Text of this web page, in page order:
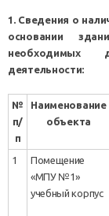
1. Сведения о
основании
необходимых
деятельности:
№
п/
п
Наименование
объекта
1
Помещение
«МПУ №1»
учебный корпус